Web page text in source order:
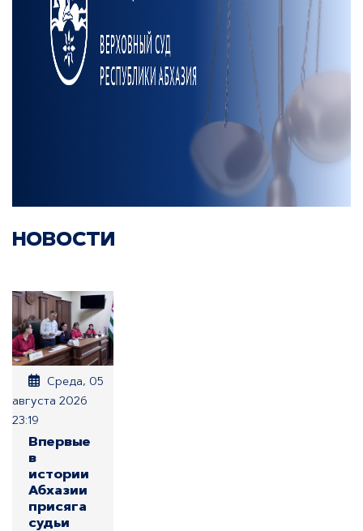
НОВОСТИ
Среда, 05
августа 2026
23:19
Впервые
в
истории
Абхазии
присяга
судьи